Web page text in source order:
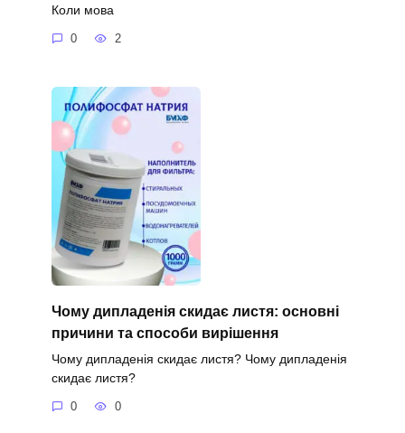
Коли мова
0 2
Чому дипладенія скидає листя: основні
причини та способи вирішення
Чому дипладенія скидає листя? Чому дипладенія
скидає листя?
0 0